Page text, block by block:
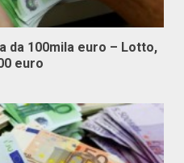
da 100mila euro – Lotto,
euro